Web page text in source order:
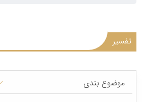
تفسیر
موضوع بندی